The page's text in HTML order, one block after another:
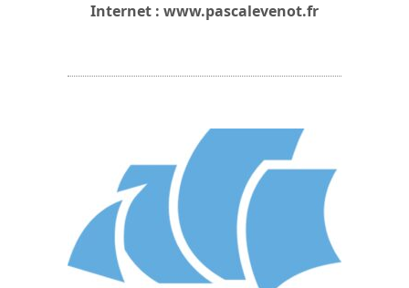
Internet : www.pascalevenot.fr